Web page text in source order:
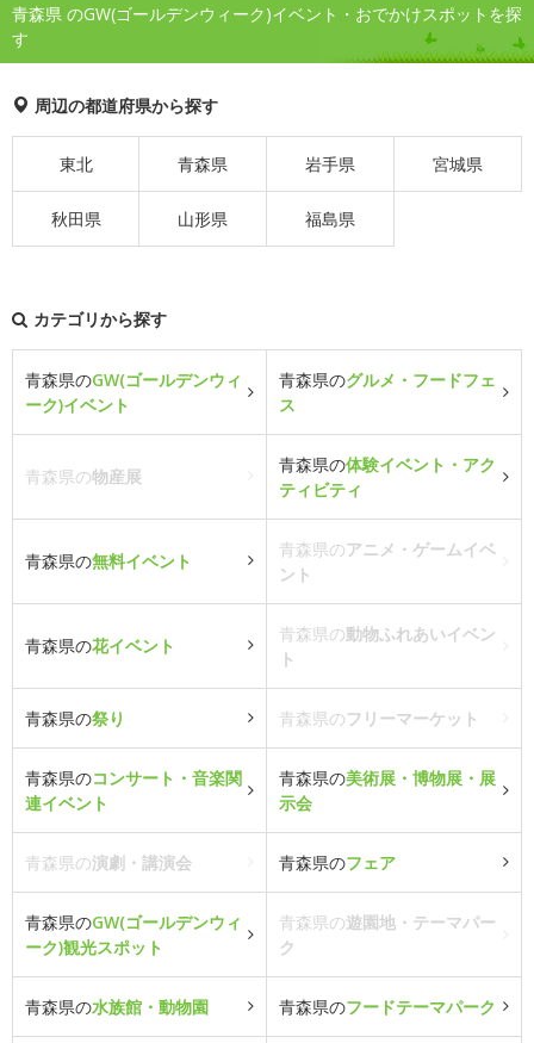
青森県 のGW(ゴールデンウィーク)イベント・おでかけスポットを探
す
周辺の都道府県から探す
東北 青森県 岩手県 宮城県
秋田県 山形県 福島県
カテゴリから探す
青森県のGW(ゴールデンウィ
ーク)イベント
青森県のグルメ・フードフェ
ス
青森県の物産展
青森県の体験イベント・アク
ティビティ
青森県の無料イベント
青森県のアニメ・ゲームイベ
ント
青森県の花イベント
青森県の動物ふれあいイベン
ト
青森県の祭り 青森県のフリーマーケット
青森県のコンサート・音楽関
連イベント
青森県の美術展・博物展・展
示会
青森県の演劇・講演会 青森県のフェア
青森県のGW(ゴールデンウィ
ーク)観光スポット
青森県の遊園地・テーマパー
ク
青森県の水族館・動物園 青森県のフードテーマパーク